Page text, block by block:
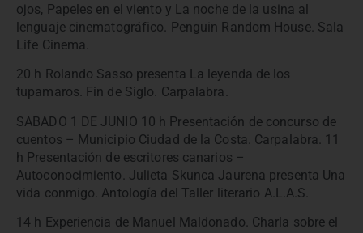
ojos, Papeles en el viento y La noche de la usina al
lenguaje cinematográfico. Penguin Random House. Sala
Life Cinema.
20 h Rolando Sasso presenta La leyenda de los
tupamaros. Fin de Siglo. Carpalabra.
SABADO 1 DE JUNIO 10 h Presentación de concurso de
cuentos – Municipio Ciudad de la Costa. Carpalabra. 11
h Presentación de escritores canarios –
Autoconocimiento. Julieta Skunca Jaurena presenta Una
vida conmigo. Antología del Taller literario A.L.A.S.
14 h Experiencia de Manuel Maldonado. Charla sobre el